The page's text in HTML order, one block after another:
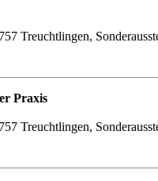
Treuchtlingen,
Praxis
Treuchtlingen,